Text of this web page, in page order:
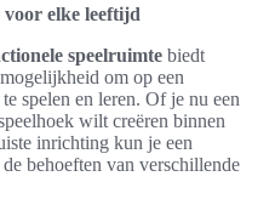
elke leeftijd
speelruimte biedt
om op een
spelen en leren. Of je nu een
wilt creëren binnen
inrichting kun je een
behoeften van verschillende